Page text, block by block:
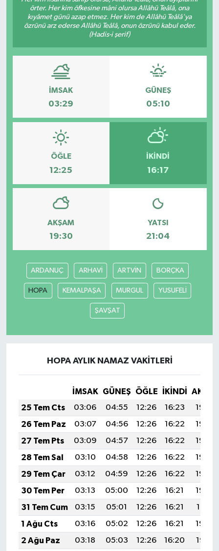
örter. Her kim öfkesine mâni olursa Allâhü Teâlâ, ona
kıyâmet günü azap etmez. Her kim de Allâhü Teâlâ'ya
özrünü arz ederse Allâhü Teâlâ, onun özrünü kabul eder.
(Hadis-i şerif)
İMSAK
03:29
GÜNEŞ
05:10
ÖĞLE
12:25
İKINDI
16:17
AKŞAM
19:30
YATSI
21:04
ARDANUÇ ARHAVİ ARTVİN BORÇKA
HOPA KEMALPAŞA MURGUL YUSUFELİ
ŞAVŞAT
HOPA AYLIK NAMAZ VAKITLERI
İMSAK GÜNEŞ ÖĞLE İKINDI
25 Tem Cts
03:06 04:55 12:26 16:23
19:46
26 Tem Paz
03:07 04:56 12:26 16:22
19:46
27 Tem Pts
03:09 04:57 12:26 16:22
19:45
28 Tem Sal
03:10 04:58 12:26 16:22
19:44
29 Tem Çar
03:12 04:59 12:26 16:22
19:43
30 Tem Per
03:13 05:00 12:26 16:21
19:42
31 Tem Cum
03:15 05:01 12:26 16:21
19:41
1 Ağu Cts
03:16 05:02 12:26 16:21
19:39
2 Ağu Paz
03:18 05:03 12:26 16:20
19:38
Siyaset
Kültür Sanat
Hasköy
Korkut
Bulanık